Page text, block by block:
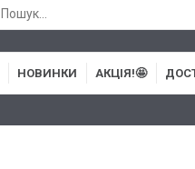
НОВИНКИ АКЦІЯ!🤩